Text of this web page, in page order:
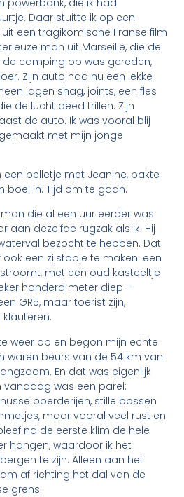
Daar stuitte ik op een
een tragikomische Franse film
man uit Marseille, die de
camping op was gereden,
Zijn auto had nu een lekke
lagen shag, joints, een fles
de lucht deed trillen. Zijn
de auto. Ik was vooral blij
met mijn jonge
belletje met Jeanine, pakte
boel in. Tijd om te gaan.
die al een uur eerder was
aan dezelfde rugzak als ik. Hij
bezocht te hebben. Dat
een zijstapje te maken: een
met een oud kasteeltje
honderd meter diep –
GR5, maar toerist zijn,
weer op en begon mijn echte
waren beurs van de 54 km van
En dat was eigenlijk
was een parel:
boerderijen, stille bossen
maar vooral veel rust en
na de eerste klim de hele
hangen, waardoor ik het
te zijn. Alleen aan het
af richting het dal van de
grens.